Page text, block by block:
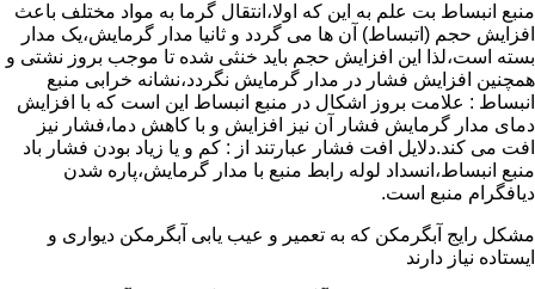
منبع انبساط بت علم به این که اولا،انتقال گرما به مواد مختلف باعث
افزایش حجم (اتبساط) آن ها می گردد و ثانیا مدار گرمایش،یک مدار
بسته است،لذا این افزایش حجم باید خنثی شده تا موجب بروز نشتی و
همچنین افزایش فشار در مدار گرمایش نگردد،نشانه خرابی منبع
انبساط : علامت بروز اشکال در منبع انبساط این است که با افزایش
دمای مدار گرمایش فشار آن نیز افزایش و با کاهش دما،فشار نیز
افت می کند.دلایل افت فشار عبارتند از : کم و یا زیاد بودن فشار باد
منبع انبساط،انسداد لوله رابط منبع با مدار گرمایش،پاره شدن
دیافگرام منبع است.
مشکل رایج آبگرمکن که به تعمیر و عیب یابی آبگرمکن دیواری و
ایستاده نیاز دارند